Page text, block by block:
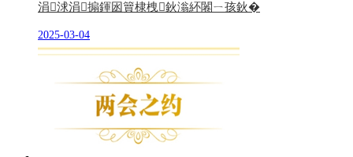
涓浗涓搧鍕囦簤棣栧鈥滃紑闂ㄧ孩鈥�
2025-03-04